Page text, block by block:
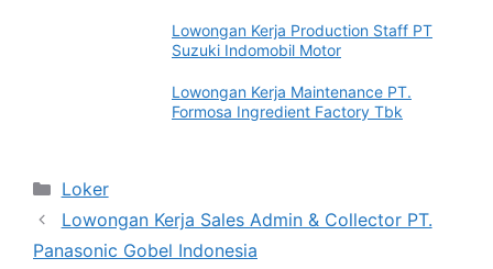
Lowongan Kerja Production Staff PT
Suzuki Indomobil Motor
Lowongan Kerja Maintenance PT.
Formosa Ingredient Factory Tbk
Categories
Loker
Lowongan Kerja Sales Admin & Collector PT.
Panasonic Gobel Indonesia